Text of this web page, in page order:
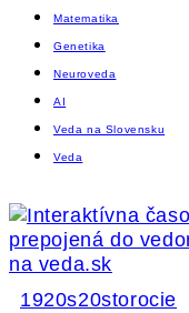
Matematika
Genetika
Neuroveda
AI
Veda na Slovensku
Veda
1920s20storocie